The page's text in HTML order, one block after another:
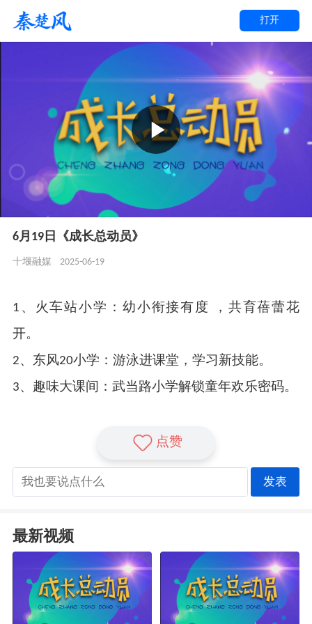
打开
6月19日《成长总动员》
十堰融媒 2025-06-19
1、火车站小学：幼小衔接有度 ，共育蓓蕾花
开。
2、东风20小学：游泳进课堂，学习新技能。
3、趣味大课间：武当路小学解锁童年欢乐密码。
点赞
发表
最新视频